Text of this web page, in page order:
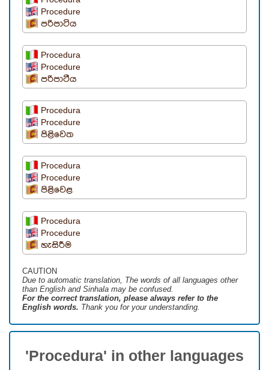
Procedure
පරිපාටිය
Procedura
Procedure
පරිපාටීය
Procedura
Procedure
පිළිවෙත
Procedura
Procedure
පිළිවෙළ
Procedura
Procedure
හැසිරීම
CAUTION
Due to automatic translation, The words of all languages ​​other
than English and Sinhala may be confused.
For the correct translation, please always refer to the
English words. Thank you for your understanding.
'Procedura' in other languages